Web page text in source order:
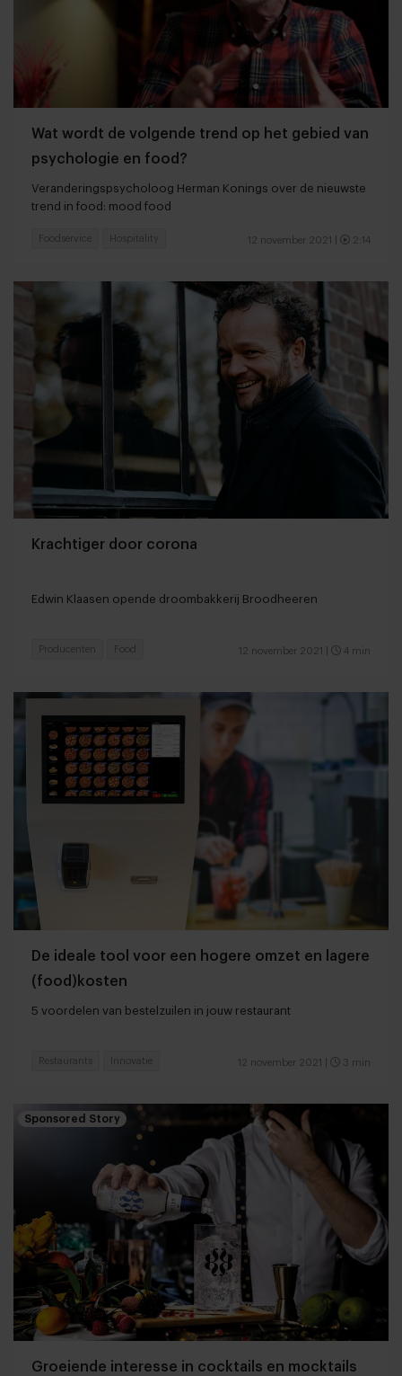
Wat wordt de volgende trend op het gebied van
psychologie en food?
Veranderingspsycholoog Herman Konings over de nieuwste
trend in food: mood food
12 november 2021 2:14
Foodservice Hospitality
Krachtiger door corona
Edwin Klaasen opende droombakkerij Broodheeren
12 november 2021 4 min
Producenten Food
De ideale tool voor een hogere omzet en lagere
(food)kosten
5 voordelen van bestelzuilen in jouw restaurant
12 november 2021 3 min
Restaurants Innovatie
Sponsored Story
Groeiende interesse in cocktails en mocktails